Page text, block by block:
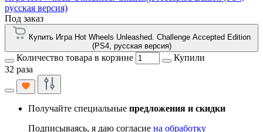
русская версия)
Под заказ
Купить Игра Hot Wheels Unleashed. Challenge Accepted Edition
(PS4, русская версия)
Количество товара в корзине
Купили
32 раза
Получайте специальные предложения и скидки
Подписываясь, я даю согласие на обработку